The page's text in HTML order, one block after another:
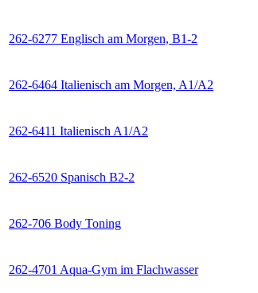
262-6277 Englisch am Morgen, B1-2
262-6464 Italienisch am Morgen, A1/A2
262-6411 Italienisch A1/A2
262-6520 Spanisch B2-2
262-706 Body Toning
262-4701 Aqua-Gym im Flachwasser